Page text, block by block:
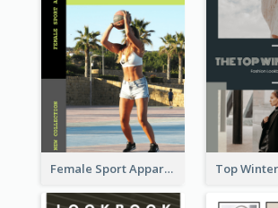
Female Sport Apparel Lookbook